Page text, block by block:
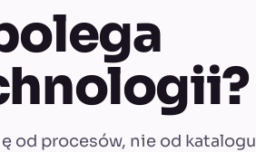
od procesów, nie od katalogu